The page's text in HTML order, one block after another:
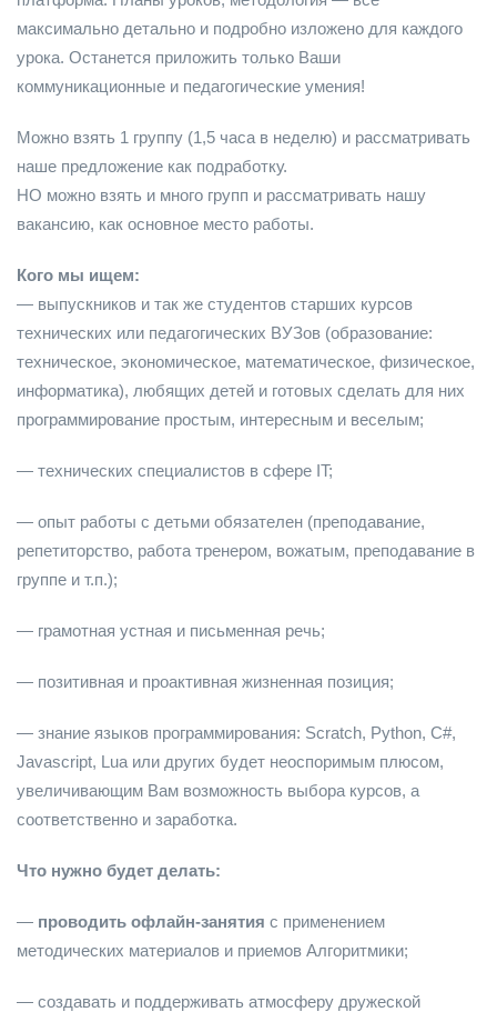
максимально детально и подробно изложено для каждого
урока. Останется приложить только Ваши
коммуникационные и педагогические умения!
Можно взять 1 группу (1,5 часа в неделю) и рассматривать
наше предложение как подработку.
НО можно взять и много групп и рассматривать нашу
вакансию, как основное место работы.
Кого мы ищем:
— выпускников и так же студентов старших курсов
технических или педагогических ВУЗов (образование:
техническое, экономическое, математическое, физическое,
информатика), любящих детей и готовых сделать для них
программирование простым, интересным и веселым;
— техничeскиx спeциалистов в сфepе IT;
— опыт работы с детьми обязателен (преподавание,
репетиторство, работа тренером, вожатым, преподавание в
группе и т.п.);
— грамотная устная и письменная речь;
— позитивная и проактивная жизненная позиция;
— знание языков программирования: Scratch, Python, С#,
Javascript, Lua или других будет неоспоримым плюсом,
увеличивающим Вам возможность выбора курсов, а
соответственно и заработка.
Что нужно будет делать:
— проводить офлайн-занятия с применением
методических материалов и приемов Алгоритмики;
— создавать и поддерживать атмосферу дружеской